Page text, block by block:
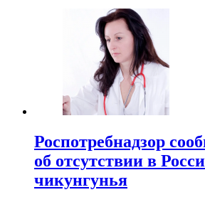
Роспотребнадзор
об отсутствии в
чикунгунья